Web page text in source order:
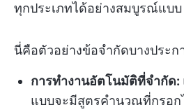
ทุกประเภทได้อย่างสมบูรณ์แบบ
นี่คือตัวอย่างข้อจำกัดบางประ
การทำงานอัตโนมัติที่จำกัด:
แบบจะมีสูตรคำนวณที่กรอก